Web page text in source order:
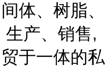
体、树脂、
生产、销售,
于一体的私